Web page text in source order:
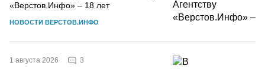
«Верстов.Инфо» – 18 лет
НОВОСТИ ВЕРСТОВ.ИНФО
1 августа 2026 3